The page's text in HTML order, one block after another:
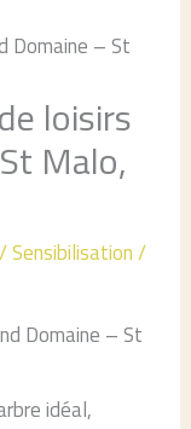
Domaine – St
loisirs
Malo,
Sensibilisation/
Domaine – St
idéal,